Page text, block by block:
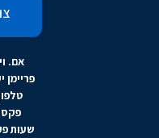
אם.
פריימן יעקב
טלפון: 03-
פקס: 03-
שעות